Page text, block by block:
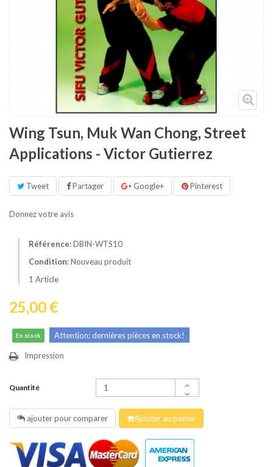
Tatamis
Décoration
Wing Tsun, Muk Wan Chong, Street
Applications - Victor Gutierrez
Tweet Partager Google+ Pinterest
Donnez votre avis
Référence:DBIN-WTS10
Condition:Nouveau produit
1 Article
25,00 €
En stock Attention: dernières pièces en stock!
Impression
Quantité
ajouter pour comparer Ajouter au panier